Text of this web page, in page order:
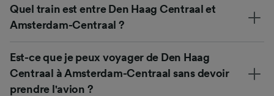
Quel train est entre Den Haag Centraal et
Amsterdam-Centraal ?
Est-ce que je peux voyager de Den Haag
Centraal à Amsterdam-Centraal sans devoir
prendre l'avion ?